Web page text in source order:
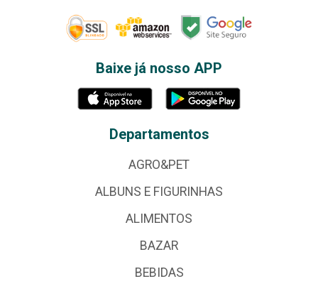
Baixe já nosso APP
Departamentos
AGRO&PET
ALBUNS E FIGURINHAS
ALIMENTOS
BAZAR
BEBIDAS